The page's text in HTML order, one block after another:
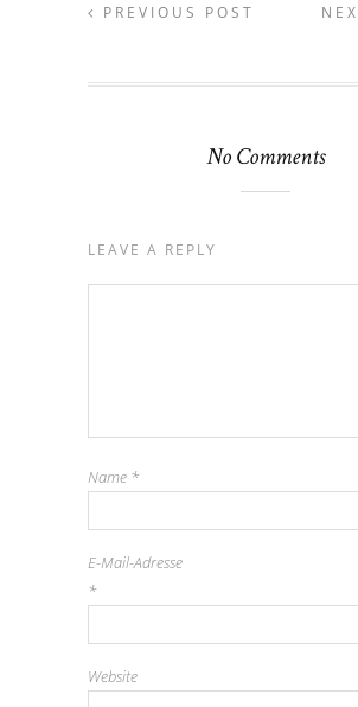
PREVIOUS POST
No Comments
LEAVE A REPLY
Name *
E-Mail-Adresse
*
Website